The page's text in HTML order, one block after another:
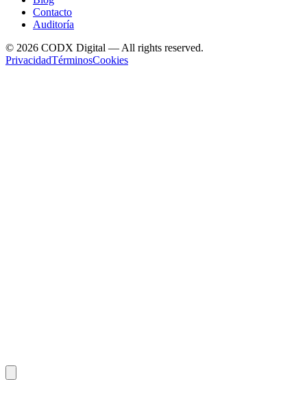
Contacto
Auditoría
© 2026 CODX Digital — All rights reserved.
PrivacidadTérminosCookies